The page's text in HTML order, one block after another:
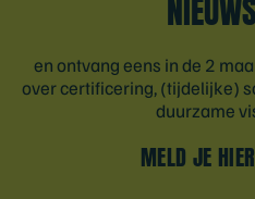
en ontvang eens in de 2
over certificering, (tijdelijke)
duurzame
MELD JE